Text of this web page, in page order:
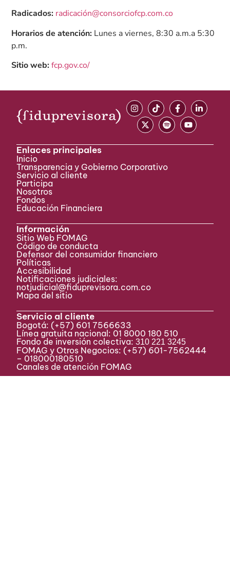
Radicados: radicación@consorciofcp.com.co
Horarios de atención: Lunes a viernes, 8:30 a.m.a 5:30
p.m.
Sitio web:fcp.gov.co/
Enlaces principales
Inicio
Transparencia y Gobierno Corporativo
Servicio al cliente
Participa ​
Nosotros
Fondos
Educación Financiera
Información
Sitio Web FOMAG
Código de conducta
Defensor del consumidor financiero
Políticas
Accesibilidad
Notificaciones judiciales:
notjudicial@fiduprevisora.com.co
Mapa del sitio
Servicio al cliente
Bogotá: (+57) 601 7566633
Línea gratuita nacional: 01 8000 180 510
Fondo de inversión colectiva:310 221 3245
FOMAG y Otros Negocios: (+57) 601-7562444
– 018000180510
Canales de atención FOMAG